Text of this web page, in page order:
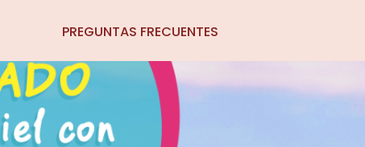
PREGUNTAS FRECUENTES